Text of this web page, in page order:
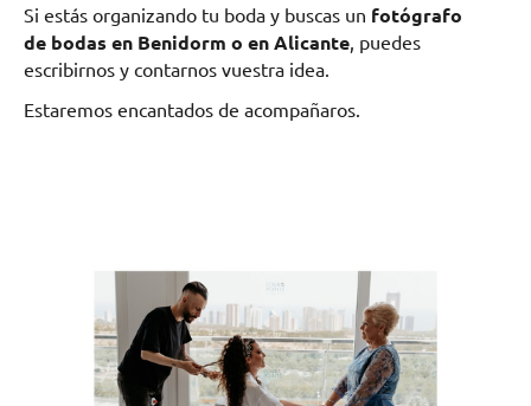
Si estás organizando tu boda y buscas un fotógrafo
de bodas en Benidorm o en Alicante , puedes
escribirnos y contarnos vuestra idea.
Estaremos encantados de acompañaros.